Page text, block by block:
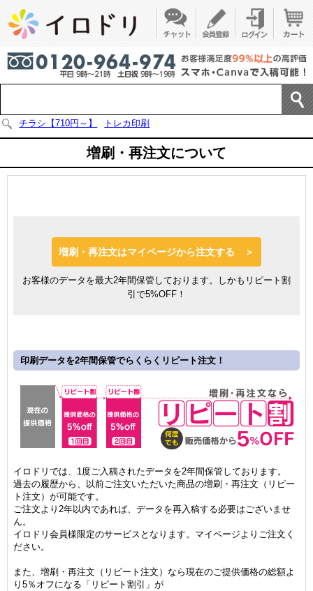
チラシ【710円～】 トレカ印刷
増刷・再注文について
増刷・再注文はマイページから注文する ＞
お客様のデータを最大2年間保管しております。しかもリピート割
引で5%OFF！
印刷データを2年間保管でらくらくリピート注文！
イロドリでは、1度ご入稿されたデータを2年間保管しております。
過去の履歴から、以前ご注文いただいた商品の増刷・再注文（リピー
ト注文）が可能です。
ご注文より2年以内であれば、データを再入稿する必要はございませ
ん。
イロドリ会員様限定のサービスとなります。マイページよりご注文く
ださい。
また、増刷・再注文（リピート注文）なら現在のご提供価格の総額よ
り5％オフになる「リピート割引」が